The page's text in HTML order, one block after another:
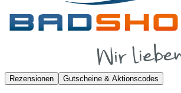
Rezensionen Gutscheine & Aktionscodes